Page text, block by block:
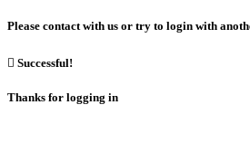
Please contact with us or try to login with
 Successful!
Thanks for logging in